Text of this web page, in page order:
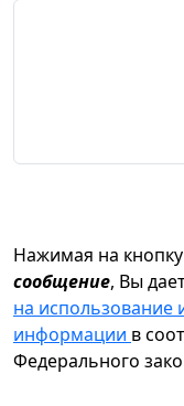
Нажимая на кнопку
сообщение, Вы
на использование
информации в
Федерального